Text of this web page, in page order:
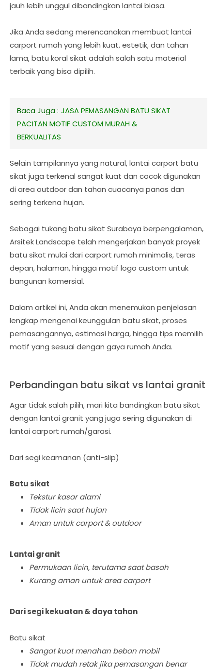
jauh lebih unggul dibandingkan lantai biasa.
Jika Anda sedang merencanakan membuat lantai
carport rumah yang lebih kuat, estetik, dan tahan
lama, batu koral sikat adalah salah satu material
terbaik yang bisa dipilih.
Baca Juga : JASA PEMASANGAN BATU SIKAT
PACITAN MOTIF CUSTOM MURAH &
BERKUALITAS
Selain tampilannya yang natural, lantai carport batu
sikat juga terkenal sangat kuat dan cocok digunakan
di area outdoor dan tahan cuacanya panas dan
sering terkena hujan.
Sebagai tukang batu sikat Surabaya berpengalaman,
Arsitek Landscape telah mengerjakan banyak proyek
batu sikat mulai dari carport rumah minimalis, teras
depan, halaman, hingga motif logo custom untuk
bangunan komersial.
Dalam artikel ini, Anda akan menemukan penjelasan
lengkap mengenai keunggulan batu sikat, proses
pemasangannya, estimasi harga, hingga tips memilih
motif yang sesuai dengan gaya rumah Anda.
Perbandingan batu sikat vs lantai granit
Agar tidak salah pilih, mari kita bandingkan batu sikat
dengan lantai granit yang juga sering digunakan di
lantai carport rumah/garasi.
Dari segi keamanan (anti-slip)
Batu sikat
Tekstur kasar alami
Tidak licin saat hujan
Aman untuk carport & outdoor
Lantai granit
Permukaan licin, terutama saat basah
Kurang aman untuk area carport
Dari segi kekuatan & daya tahan
Batu sikat
Sangat kuat menahan beban mobil
Tidak mudah retak jika pemasangan benar